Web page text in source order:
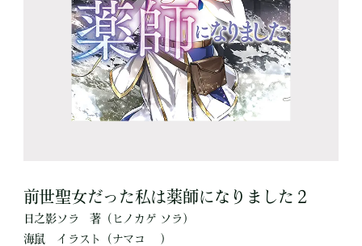
前世聖女だった私は薬師になりました２
日之影ソラ 著 （ヒノカゲ ソラ）
海鼠
イラスト （ナマコ ）